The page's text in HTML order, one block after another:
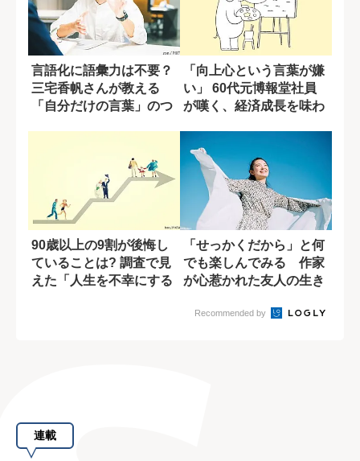
言語化に語彙力は不要？
三宅香帆さんが教える
「自分だけの言葉」のつ
「向上心という言葉が嫌
い」 60代元博報堂社員
が嘆く、経済成長を味わ
90歳以上の9割が後悔し
ていることは? 調査で見
えた「人生を不幸にする
「せっかくだから」と何
でも楽しんでみる 作家
が心惹かれた友人の生き
Recommended by
連載